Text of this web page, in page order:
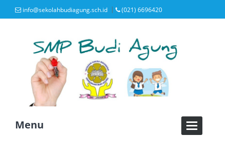
info@sekolahbudiagung.sch.id (021) 6696420
Menu
T
o